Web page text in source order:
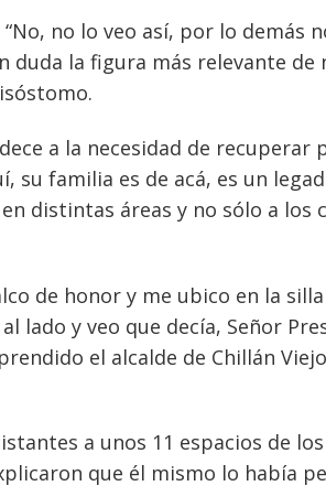
no lo veo así, por lo demás
duda la figura más relevante de
a la necesidad de recuperar
su familia es de acá, es un
distintas áreas y no sólo a los
de honor y me ubico en la
lado y veo que decía, Señor
el alcalde de Chillán
a unos 11 espacios de los
que él mismo lo había